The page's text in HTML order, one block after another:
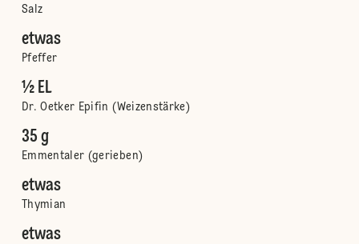
Salz
etwas
Pfeffer
½ EL
Dr. Oetker Epifin (Weizenstärke)
35 g
Emmentaler (gerieben)
etwas
Thymian
etwas